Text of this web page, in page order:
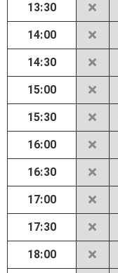
13:30
14:00
14:30
15:00
15:30
16:00
16:30
17:00
17:30
18:00